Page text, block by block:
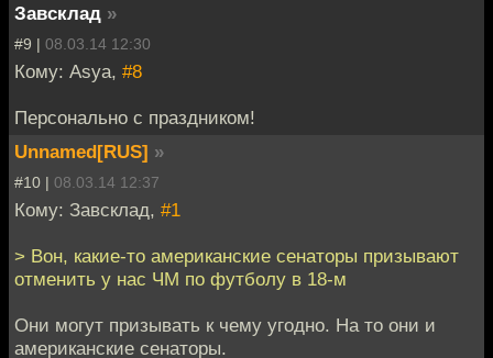
Завсклад »
#9 | 08.03.14 12:30
Кому: Asya, #8
Персонально с праздником!
Unnamed[RUS] »
#10 | 08.03.14 12:37
Кому: Завсклад, #1
> Вон, какие-то американские сенаторы призывают
отменить у нас ЧМ по футболу в 18-м
Они могут призывать к чему угодно. На то они и
американские сенаторы.